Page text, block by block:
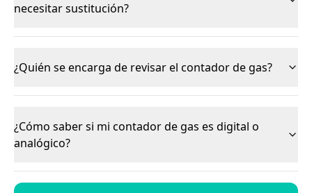
necesitar sustitución?
¿Quién se encarga de revisar el contador de gas?
¿Cómo saber si mi contador de gas es digital o
analógico?